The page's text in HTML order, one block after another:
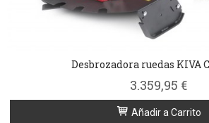
Desbrozadora ruedas KIVA
3.359,95 €
Añadir a Carrito